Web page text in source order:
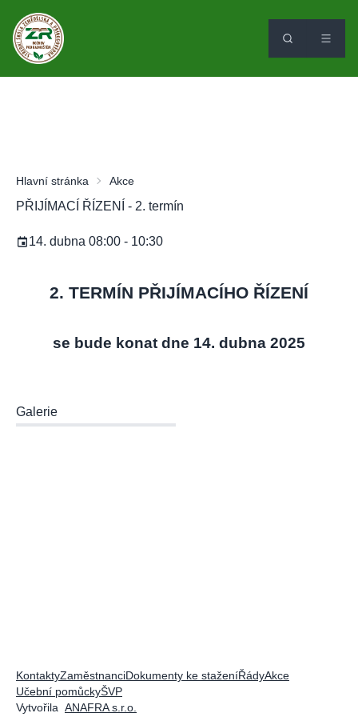
Hlavní stránka Akce
PŘIJÍMACÍ ŘÍZENÍ - 2. termín
14. dubna 08:00 - 10:30
2. TERMÍN PŘIJÍMACÍHO ŘÍZENÍ
se bude konat dne 14. dubna 2025
Galerie
KontaktyZaměstnanciDokumenty ke staženíŘádyAkce
Učební pomůckyŠVP
Vytvořila ANAFRA s.r.o.